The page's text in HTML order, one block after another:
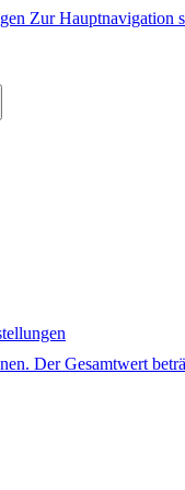
Zur Hauptnavigation
Der Gesamtwert